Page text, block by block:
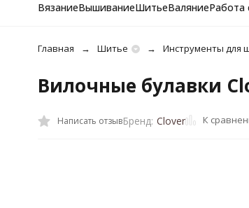
ВязаниеВышиваниеШитьеВаляниеРабота
Главная Шитье Инструменты для
Вилочные булавки
Написать отзывБренд: Clover К